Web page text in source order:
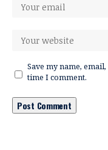
Save my name,
time I comment.